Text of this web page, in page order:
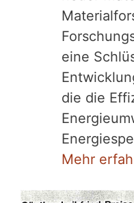
eine
die die
Mehr